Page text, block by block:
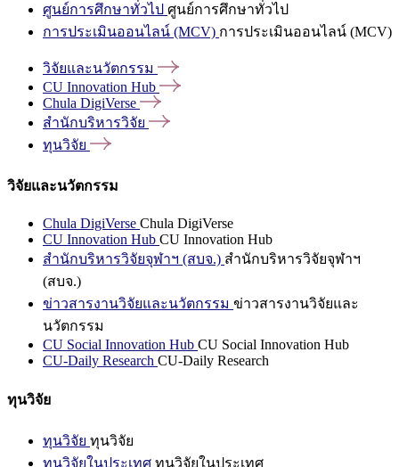
ศูนย์การศึกษาทั่วไป ศูนย์การศึกษาทั่วไป
การประเมินออนไลน์ (MCV) การประเมินออนไลน์ (MCV)
วิจัยและนวัตกรรม
CU Innovation Hub
Chula DigiVerse
สำนักบริหารวิจัย
ทุนวิจัย
วิจัยและนวัตกรรม
Chula DigiVerse Chula DigiVerse
CU Innovation Hub CU Innovation Hub
สำนักบริหารวิจัยจุฬาฯ (สบจ.) สำนักบริหารวิจัยจุฬาฯ
(สบจ.)
ข่าวสารงานวิจัยและนวัตกรรม ข่าวสารงานวิจัยและ
นวัตกรรม
CU Social Innovation Hub CU Social Innovation Hub
CU-Daily Research CU-Daily Research
ทุนวิจัย
ทุนวิจัย ทุนวิจัย
ทุนวิจัยในประเทศ ทุนวิจัยในประเทศ